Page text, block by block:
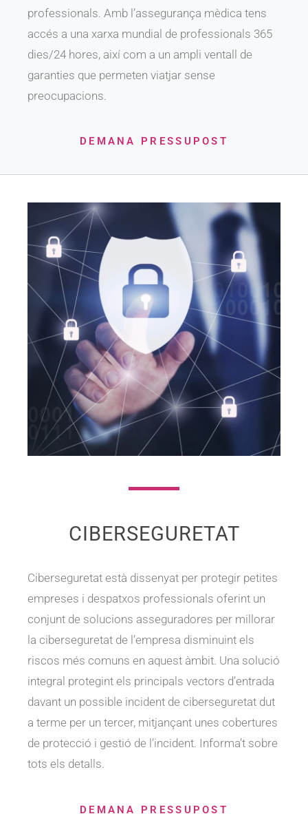
professionals. Amb l’assegurança mèdica tens
accés a una xarxa mundial de professionals 365
dies/24 hores, així com a un ampli ventall de
garanties que permeten viatjar sense
preocupacions.
DEMANA PRESSUPOST
CIBERSEGURETAT
Ciberseguretat està dissenyat per protegir petites
empreses i despatxos professionals oferint un
conjunt de solucions asseguradores per millorar
la ciberseguretat de l’empresa disminuint els
riscos més comuns en aquest àmbit. Una solució
integral protegint els principals vectors d’entrada
davant un possible incident de ciberseguretat dut
a terme per un tercer, mitjançant unes cobertures
de protecció i gestió de l’incident. Informa’t sobre
tots els detalls.
DEMANA PRESSUPOST